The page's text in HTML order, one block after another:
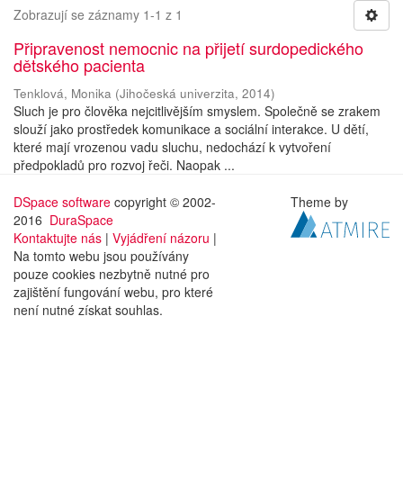
Zobrazují se záznamy 1-1 z 1
Připravenost nemocnic na přijetí surdopedického
dětského pacienta
Tenklová, Monika (Jihočeská univerzita, 2014)
Sluch je pro člověka nejcitlivějším smyslem. Společně se zrakem
slouží jako prostředek komunikace a sociální interakce. U dětí,
které mají vrozenou vadu sluchu, nedochází k vytvoření
předpokladů pro rozvoj řeči. Naopak ...
DSpace software copyright © 2002-
2016 DuraSpace
Kontaktujte nás | Vyjádření názoru |
Na tomto webu jsou používány
pouze cookies nezbytně nutné pro
zajištění fungování webu, pro které
není nutné získat souhlas.
Theme by